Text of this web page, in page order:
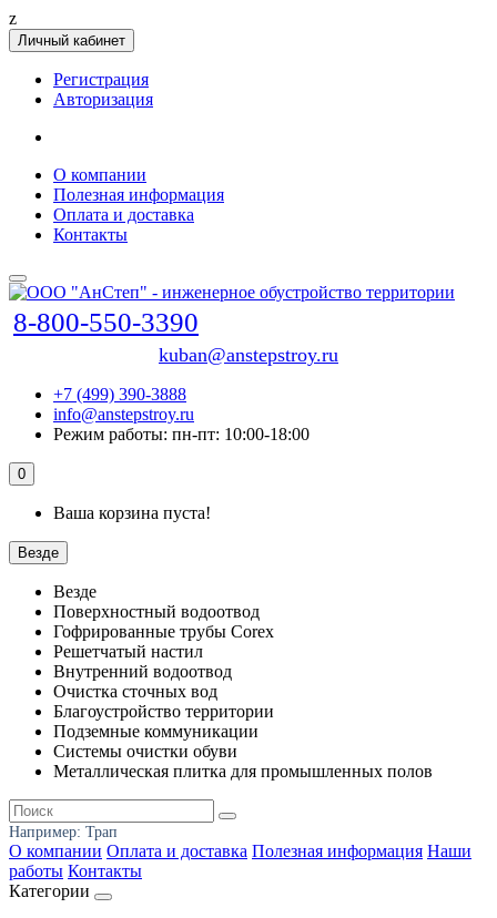
z
Личный кабинет
Регистрация
Авторизация
О компании
Полезная информация
Оплата и доставка
Контакты
8-800-550-3390
kuban@anstepstroy.ru
+7 (499) 390-3888
info@anstepstroy.ru
Режим работы: пн-пт: 10:00-18:00
0
Ваша корзина пуста!
Везде
Везде
Поверхностный водоотвод
Гофрированные трубы Corex
Решетчатый настил
Внутренний водоотвод
Очистка сточных вод
Благоустройство территории
Подземные коммуникации
Системы очистки обуви
Металлическая плитка для промышленных полов
Например: Трап
О компании Оплата и доставка Полезная информация Наши
работы Контакты
Категории